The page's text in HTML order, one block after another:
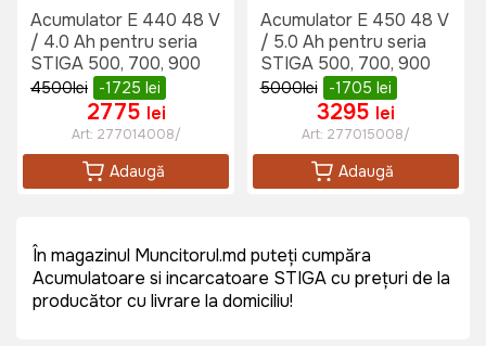
Acumulator E 440 48 V
/ 4.0 Ah pentru seria
STIGA 500, 700, 900
4500lei -1725 lei
2775 lei
Art: 277014008/
Adaugă
Acumulator E 450 48 V
/ 5.0 Ah pentru seria
STIGA 500, 700, 900
5000lei -1705 lei
3295 lei
Art: 277015008/
Adaugă
În magazinul Muncitorul.md puteți cumpăra
Acumulatoare si incarcatoare STIGA cu prețuri de la
producător cu livrare la domiciliu!